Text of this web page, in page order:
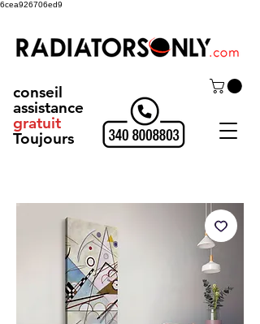
6cea926706ed9
conseil
assistance
gratuit
Toujours